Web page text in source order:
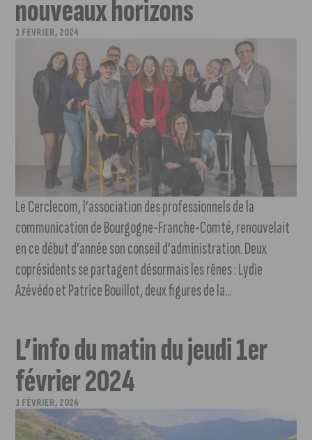
nouveaux horizons
1 FÉVRIER, 2024
Le Cerclecom, l’association des professionnels de la
communication de Bourgogne-Franche-Comté, renouvelait
en ce début d’année son conseil d’administration. Deux
coprésidents se partagent désormais les rênes : Lydie
Azévédo et Patrice Bouillot, deux figures de la...
L’info du matin du jeudi 1er
février 2024
1 FÉVRIER, 2024